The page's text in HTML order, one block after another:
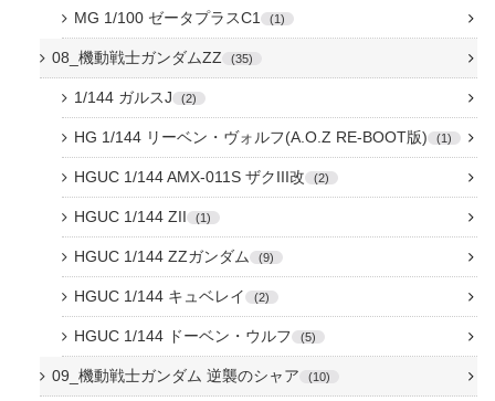
MG 1/100 ゼータプラスC1 1
08_機動戦士ガンダムZZ 35
1/144 ガルスJ 2
HG 1/144 リーベン・ヴォルフ(A.O.Z RE-BOOT版) 1
HGUC 1/144 AMX-011S ザクIII改 2
HGUC 1/144 ZII 1
HGUC 1/144 ZZガンダム 9
HGUC 1/144 キュベレイ 2
HGUC 1/144 ドーベン・ウルフ 5
09_機動戦士ガンダム 逆襲のシャア 10